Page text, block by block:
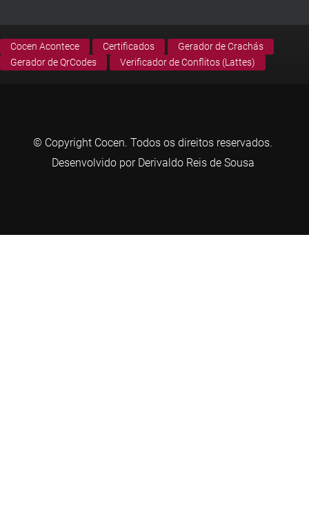
Cocen Acontece Certificados
Gerador de Crachás
Gerador de QrCodes
Verificador de Conflitos (Lattes)
© Copyright Cocen. Todos os direitos reservados.
Desenvolvido por Derivaldo Reis de Sousa